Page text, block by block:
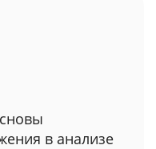
в анализе